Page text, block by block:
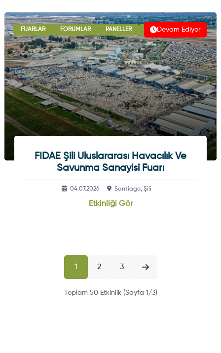
Devam Ediyor
FUARLAR FORUMLAR PANELLER B2B GÖRÜŞMELERI
FIDAE Şili Uluslararası Havacılık Ve
Savunma Sanayisi Fuarı
04.07.2026 Santiago, Şili
Etkinliği Gör
1 2 3
Toplam 50 Etkinlik (Sayfa 1/3)